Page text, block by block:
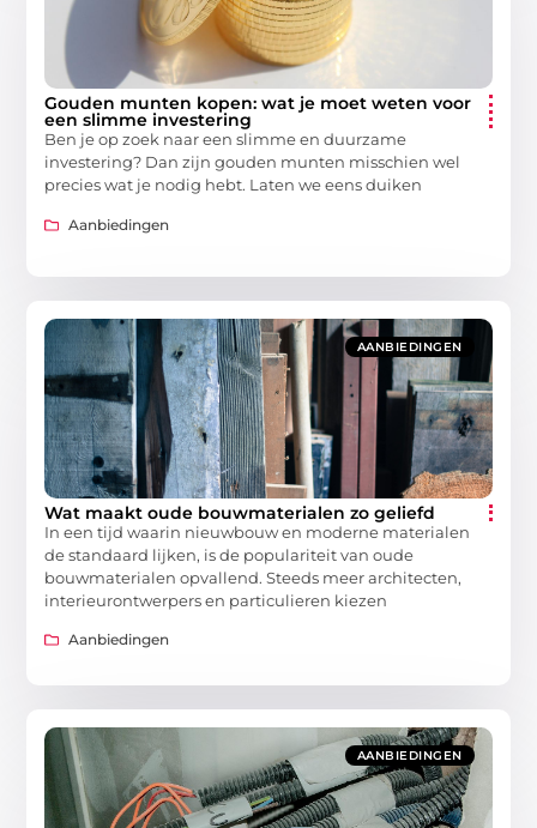
Gouden munten kopen: wat je moet weten voor
een slimme investering
Ben je op zoek naar een slimme en duurzame
investering? Dan zijn gouden munten misschien wel
precies wat je nodig hebt. Laten we eens duiken
Aanbiedingen
AANBIEDINGEN
Wat maakt oude bouwmaterialen zo geliefd
In een tijd waarin nieuwbouw en moderne materialen
de standaard lijken, is de populariteit van oude
bouwmaterialen opvallend. Steeds meer architecten,
interieurontwerpers en particulieren kiezen
Aanbiedingen
AANBIEDINGEN